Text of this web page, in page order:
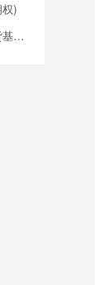
)
金)